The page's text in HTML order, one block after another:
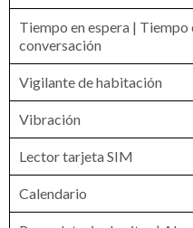
Tiempo en espera | Tiempo
conversación
Vigilante de habitación
Vibración
Lector tarjeta SIM
Calendario